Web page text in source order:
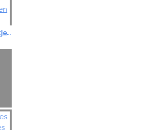
Boon ECO Poepzakjes 9 rollen - Safari